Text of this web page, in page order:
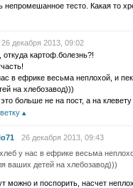
непромешанное тесто. Какая то
26 декабря 2013, 09:02
картоф.болезнь?!
в ефрике весьма неплохой, и
на хлебозавод)))
больше не на пост, а на
26 декабря 2013, 09:43
у нас в ефрике весьма
ваших детей на хлебозавод)))
можно и поспорить, насчет